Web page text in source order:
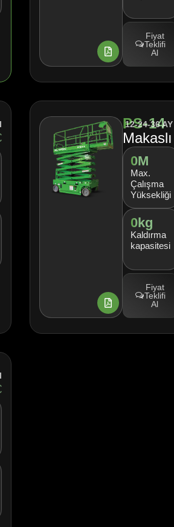
Fiyat
Teklifi
Al
PS-14
0M
Max.
Çalışma
Yüksekliği
0kg
Kaldırma
kapasitesi
Fiyat
Teklifi
Al
12-24-36